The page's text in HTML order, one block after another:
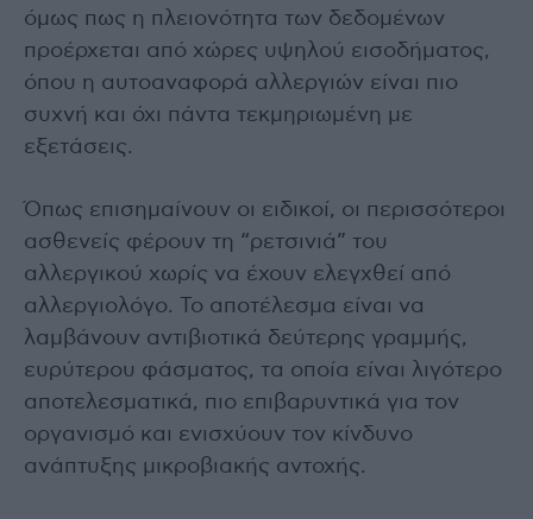
όμως πως η πλειονότητα των δεδομένων
προέρχεται από χώρες υψηλού εισοδήματος,
όπου η αυτοαναφορά αλλεργιών είναι πιο
συχνή και όχι πάντα τεκμηριωμένη με
εξετάσεις.
Όπως επισημαίνουν οι ειδικοί, οι περισσότεροι
ασθενείς φέρουν τη “ρετσινιά” του
αλλεργικού χωρίς να έχουν ελεγχθεί από
αλλεργιολόγο. Το αποτέλεσμα είναι να
λαμβάνουν αντιβιοτικά δεύτερης γραμμής,
ευρύτερου φάσματος, τα οποία είναι λιγότερο
αποτελεσματικά, πιο επιβαρυντικά για τον
οργανισμό και ενισχύουν τον κίνδυνο
ανάπτυξης μικροβιακής αντοχής.